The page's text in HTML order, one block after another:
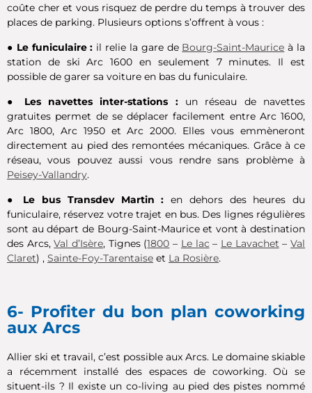
coûte cher et vous risquez de perdre du temps à trouver des
places de parking. Plusieurs options s’offrent à vous :
● Le funiculaire : il relie la gare de Bourg-Saint-Maurice à la
station de ski Arc 1600 en seulement 7 minutes. Il est
possible de garer sa voiture en bas du funiculaire.
● Les navettes inter-stations :un réseau de navettes
gratuites permet de se déplacer facilement entre Arc 1600,
Arc 1800, Arc 1950 et Arc 2000. Elles vous emmèneront
directement au pied des remontées mécaniques. Grâce à ce
réseau, vous pouvez aussi vous rendre sans problème à
Peisey-Vallandry.
●
Le bus Transdev Martin : en dehors des heures du
funiculaire, réservez votre trajet en bus. Des lignes régulières
sont au départ de Bourg-Saint-Maurice et vont à destination
des Arcs,Val d’Isère, Tignes (1800 – Le lac – Le Lavachet –Val
Claret) , Sainte-Foy-Tarentaise et La Rosière.
6- Profiter du bon plan coworking
aux Arcs
Allier ski et travail, c’est possible aux Arcs. Le domaine skiable
a récemment installé des espaces de coworking. Où se
situent-ils ? Il existe un co-living au pied des pistes nommé